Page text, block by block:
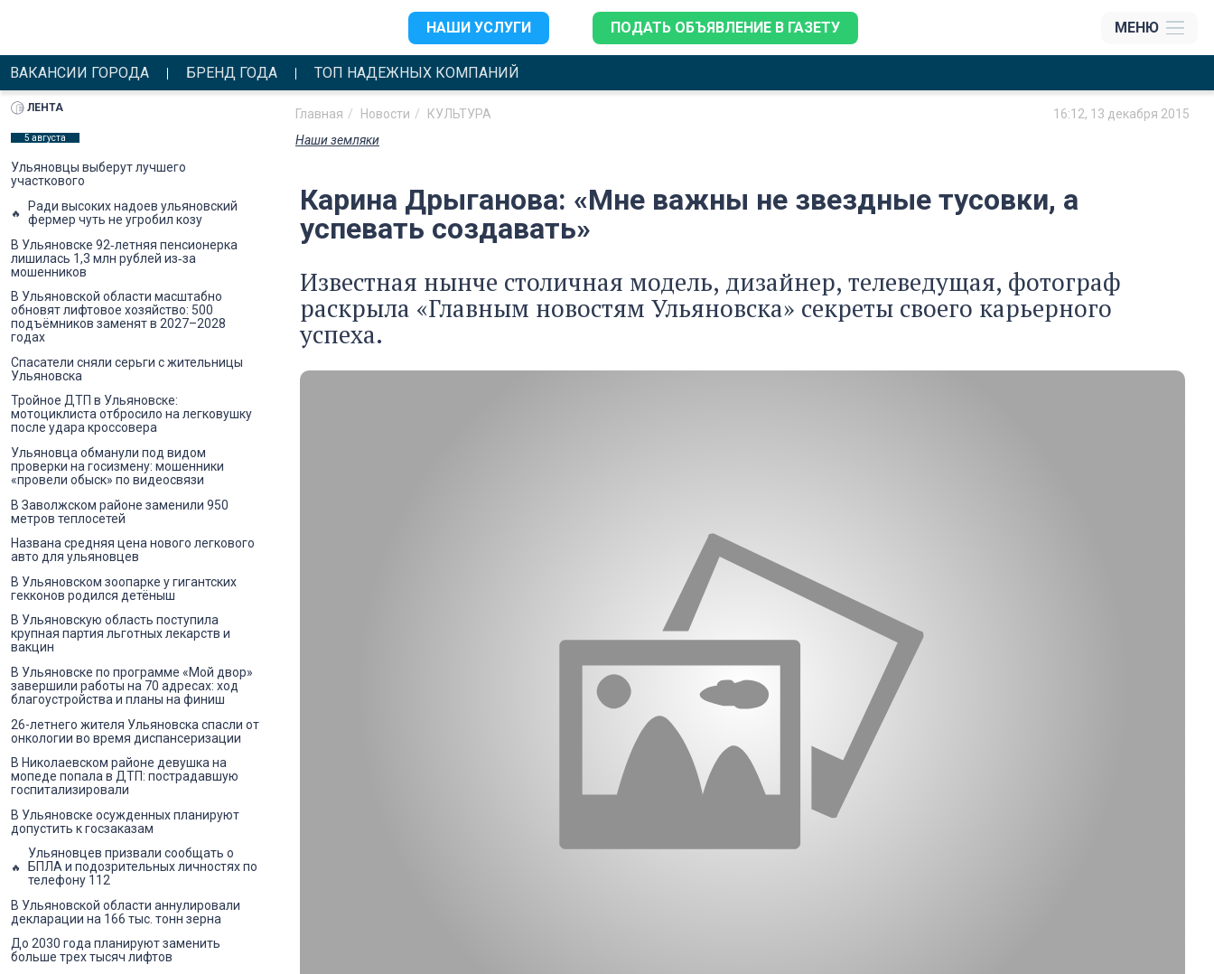
НАШИ УСЛУГИ ПОДАТЬ ОБЪЯВЛЕНИЕ В ГАЗЕТУ МЕНЮ
ВАКАНСИИ ГОРОДА БРЕНД ГОДА ТОП НАДЕЖНЫХ КОМПАНИЙ
Главная Новости КУЛЬТУРА
16:12, 13 декабря 2015
Наши земляки
Карина Дрыганова: «Мне важны не звездные тусовки, а
успевать создавать»
Известная нынче столичная модель, дизайнер, телеведущая, фотограф
раскрыла «Главным новостям Ульяновска» секреты своего карьерного
успеха.
ЛЕНТА
5 августа
Ульяновцы выберут лучшего
участкового
Ради высоких надоев ульяновский
фермер чуть не угробил козу
В Ульяновске 92‑летняя пенсионерка
лишилась 1,3 млн рублей из‑за
мошенников
В Ульяновской области масштабно
обновят лифтовое хозяйство: 500
подъёмников заменят в 2027–2028
годах
Спасатели сняли серьги с жительницы
Ульяновска
Тройное ДТП в Ульяновске:
мотоциклиста отбросило на легковушку
после удара кроссовера
Ульяновца обманули под видом
проверки на госизмену: мошенники
«провели обыск» по видеосвязи
В Заволжском районе заменили 950
метров теплосетей
Названа средняя цена нового легкового
авто для ульяновцев
В Ульяновском зоопарке у гигантских
гекконов родился детёныш
В Ульяновскую область поступила
крупная партия льготных лекарств и
вакцин
В Ульяновске по программе «Мой двор»
завершили работы на 70 адресах: ход
благоустройства и планы на финиш
26-летнего жителя Ульяновска спасли от
онкологии во время диспансеризации
В Николаевском районе девушка на
мопеде попала в ДТП: пострадавшую
госпитализировали
В Ульяновске осужденных планируют
допустить к госзаказам
Ульяновцев призвали сообщать о
БПЛА и подозрительных личностях по
телефону 112
В Ульяновской области аннулировали
декларации на 166 тыс. тонн зерна
До 2030 года планируют заменить
больше трех тысяч лифтов